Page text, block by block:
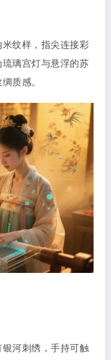
纹样，指尖连接彩
璃宫灯与悬浮的苏
质感。
河刺绣，手持可触